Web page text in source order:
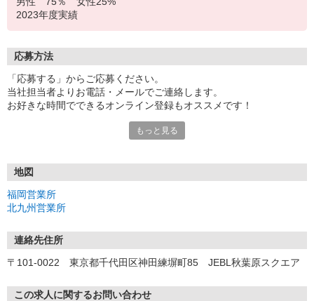
2023年度実績
応募方法
「応募する」からご応募ください。
当社担当者よりお電話・メールでご連絡します。
お好きな時間でできるオンライン登録もオススメです！
〒806-0028 福岡県北九州市八幡西区熊手2-3-13 太陽生命八幡ビ
ル 3F
もっと見る
地図
福岡営業所
北九州営業所
連絡先住所
〒101-0022 東京都千代田区神田練塀町85 JEBL秋葉原スクエア
この求人に関するお問い合わせ